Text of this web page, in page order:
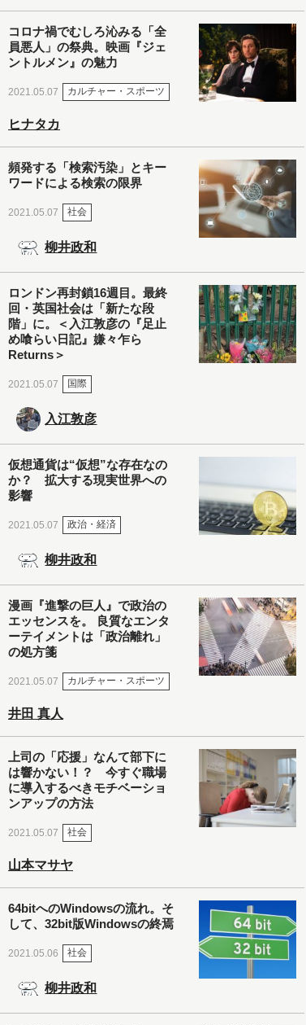
コロナ禍でむしろ沁みる「全
員悪人」の祭典。映画『ジェ
ントルメン』の魅力
2021.05.07 カルチャー・スポーツ
ヒナタカ
頻発する「検索汚染」とキー
ワードによる検索の限界
2021.05.07 社会
柳井政和
ロンドン再封鎖16週目。最終
回・英国社会は「新たな段
階」に。＜入江敦彦の『足止
め喰らい日記』嫌々乍ら
Returns＞
2021.05.07 国際
入江敦彦
仮想通貨は“仮想”な存在なの
か？ 拡大する現実世界への
影響
2021.05.07 政治・経済
柳井政和
漫画『進撃の巨人』で政治の
エッセンスを。 良質なエンタ
ーテイメントは「政治離れ」
の処方箋
2021.05.07 カルチャー・スポーツ
井田 真人
上司の「応援」なんて部下に
は響かない！？ 今すぐ職場
に導入するべきモチベーショ
ンアップの方法
2021.05.07 社会
山本マサヤ
64bitへのWindowsの流れ。そ
して、32bit版Windowsの終焉
2021.05.06 社会
柳井政和